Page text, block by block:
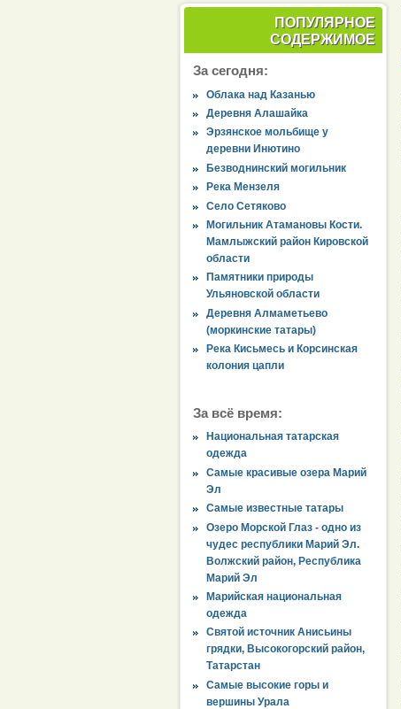
ПОПУЛЯРНОЕ
СОДЕРЖИМОЕ
За сегодня:
Облака над Казанью
Деревня Алашайка
Эрзянское мольбище у
деревни Инютино
Безводнинский могильник
Река Мензеля
Село Сетяково
Могильник Атамановы Кости.
Мамлыжский район Кировской
области
Памятники природы
Ульяновской области
Деревня Алмаметьево
(моркинские татары)
Река Кисьмесь и Корсинская
колония цапли
За всё время:
Национальная татарская
одежда
Самые красивые озера Марий
Эл
Самые известные татары
Озеро Морской Глаз - одно из
чудес республики Марий Эл.
Волжский район, Республика
Марий Эл
Марийская национальная
одежда
Святой источник Анисьины
грядки, Высокогорский район,
Татарстан
Самые высокие горы и
вершины Урала